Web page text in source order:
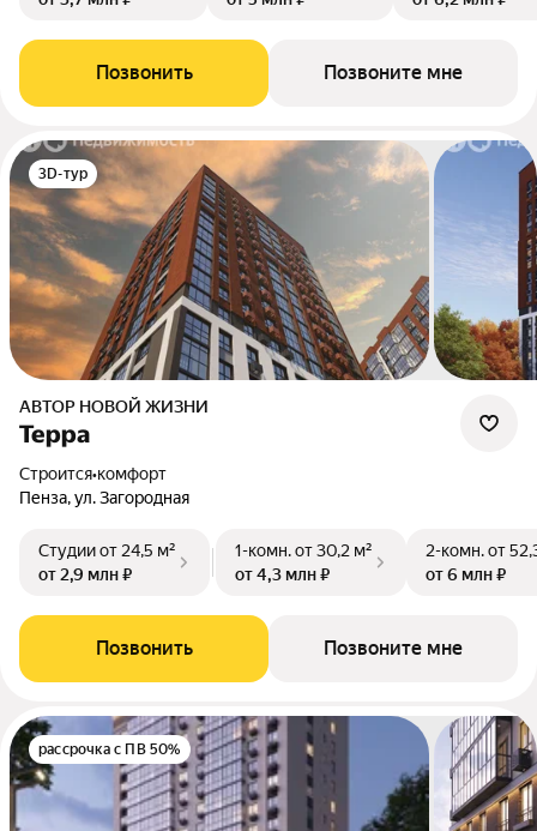
Позвонить Позвоните мне
3D-тур
АВТОР НОВОЙ ЖИЗНИ
Терра
Строится•комфорт
Пенза, ул. Загородная
Студииот 24,5 м²
от 2,9 млн ₽
1-комн.от 30,2 м²
от 4,3 млн ₽
2-комн.от
от 6 млн ₽
Позвонить Позвоните мне
рассрочка с ПВ 50%